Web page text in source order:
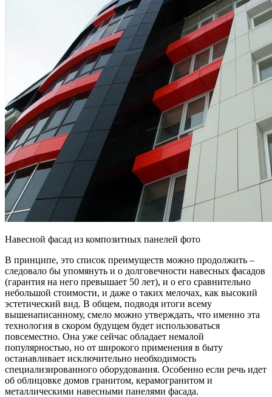
Навесной фасад из композитных панелей фото
В принципе, это список преимуществ можно продолжить –
следовало бы упомянуть и о долговечности навесных фасадов
(гарантия на него превышает 50 лет), и о его сравнительно
небольшой стоимости, и даже о таких мелочах, как высокий
эстетический вид. В общем, подводя итоги всему
вышенаписанному, смело можно утверждать, что именно эта
технология в скором будущем будет использоваться
повсеместно. Она уже сейчас обладает немалой
популярностью, но от широкого применения в быту
останавливает исключительно необходимость
специализированного оборудования. Особенно если речь идет
об облицовке домов гранитом, керамогранитом и
металлическими навесными панелями фасада.